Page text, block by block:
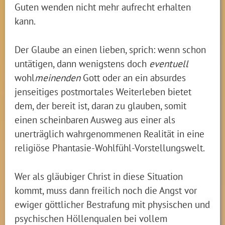
Guten wenden nicht mehr aufrecht erhalten
kann.
Der Glaube an einen lieben, sprich: wenn schon
untätigen, dann wenigstens doch eventuell
wohlmeinendenGott oder an ein absurdes
jenseitiges postmortales Weiterleben bietet
dem, der bereit ist, daran zu glauben, somit
einen scheinbaren Ausweg aus einer als
unerträglich wahrgenommenen Realität in eine
religiöse Phantasie-Wohlfühl-Vorstellungswelt.
Wer als gläubiger Christ in diese Situation
kommt, muss dann freilich noch die Angst vor
ewiger göttlicher Bestrafung mit physischen und
psychischen Höllenqualen bei vollem